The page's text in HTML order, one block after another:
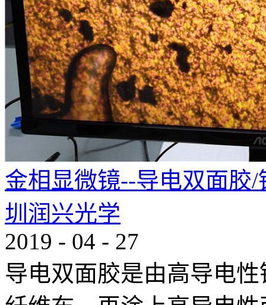
金相显微镜--导电双面胶
圳润兴光学
2019 - 04 - 27
导电双面胶是由高导电